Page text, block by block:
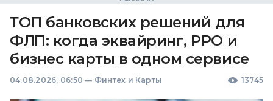
ТОП банковских решений для
ФЛП: когда эквайринг, РРО и
бизнес карты в одном сервисе
04.08.2026, 06:50 — Финтех и Карты 13745